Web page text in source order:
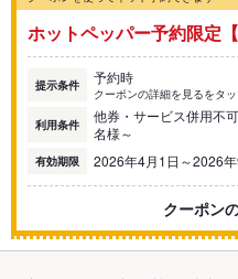
ホットペッパー予約限定
提示条件 予約時
クーポンの詳細を見るをタ
利用条件
他券・サービス併用不
名様～
有効期限 2026年4月1日～2026
クーポン